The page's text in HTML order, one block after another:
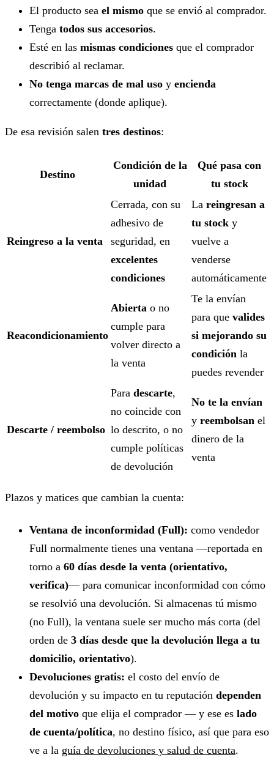
El producto sea el mismo que se envió al comprador.
Tenga todos sus accesorios.
Esté en las mismas condiciones que el comprador
describió al reclamar.
No tenga marcas de mal uso y encienda
correctamente (donde aplique).
De esa revisión salen tres destinos:
Destino
Condición de la
unidad
Qué pasa con
tu stock
Reingreso a la venta
Cerrada, con su
adhesivo de
seguridad, en
excelentes
condiciones
La reingresan a
tu stock y
vuelve a
venderse
automáticamente
Reacondicionamiento
Abierta o no
cumple para
volver directo a
la venta
Te la envían
para que valides
si mejorando su
condición la
puedes revender
Descarte / reembolso
Para descarte,
no coincide con
lo descrito, o no
cumple políticas
de devolución
No te la envían
y reembolsan el
dinero de la
venta
Plazos y matices que cambian la cuenta:
Ventana de inconformidad (Full): como vendedor
Full normalmente tienes una ventana —reportada en
torno a 60 días desde la venta (orientativo,
verifica)— para comunicar inconformidad con cómo
se resolvió una devolución. Si almacenas tú mismo
(no Full), la ventana suele ser mucho más corta (del
orden de 3 días desde que la devolución llega a tu
domicilio, orientativo).
Devoluciones gratis: el costo del envío de
devolución y su impacto en tu reputación dependen
del motivo que elija el comprador — y ese es lado
de cuenta/política, no destino físico, así que para eso
ve a la guía de devoluciones y salud de cuenta.